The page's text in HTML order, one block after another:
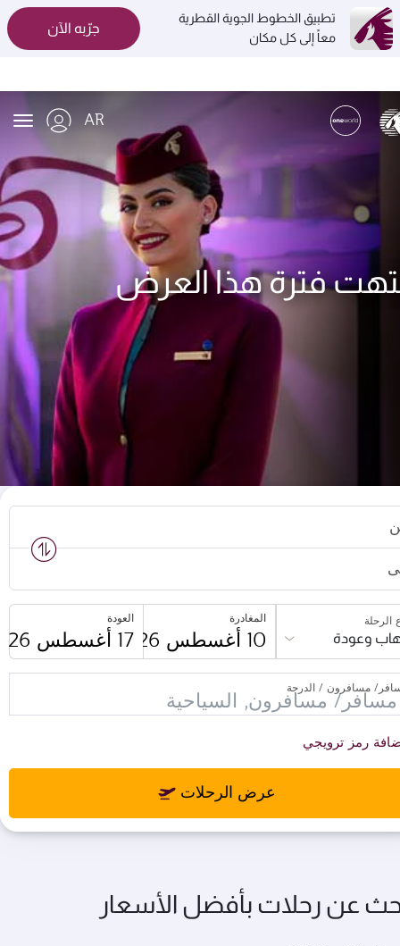
تطبيق الخطوط الجوية القطرية
معاً إلى كل مكان
جرّبه الآن
AR
فترة هذا العرض
الرحلة
وعودة
المغادرة العودة
مسافرون / الدرجة
رمز ترويجي
عرض الرحلات
عن رحلات بأفضل الأسعار